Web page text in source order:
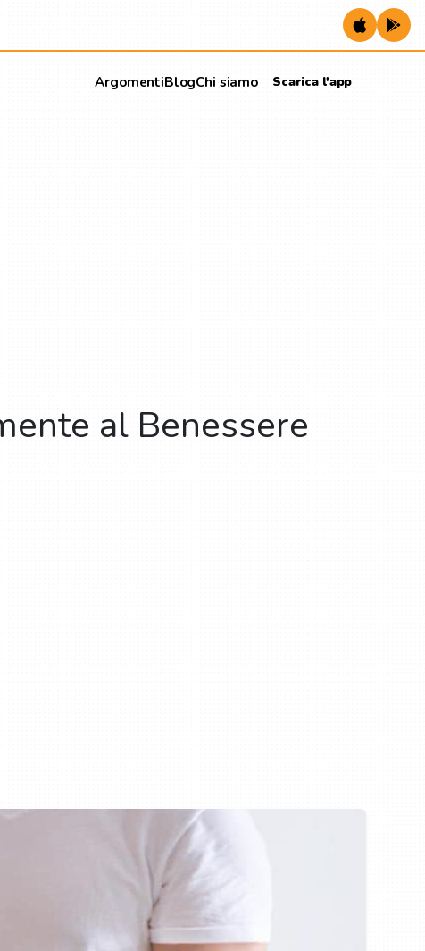
ArgomentiBlogChi siamo Scarica l'app
al Benessere